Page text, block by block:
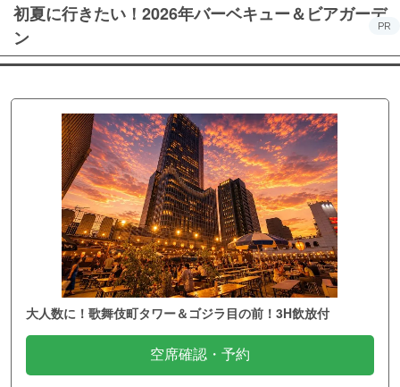
初夏に行きたい！2026年バーベキュー＆ビアガーデ
ン
PR
大人数に！歌舞伎町タワー＆ゴジラ目の前！3H飲放付
空席確認・予約